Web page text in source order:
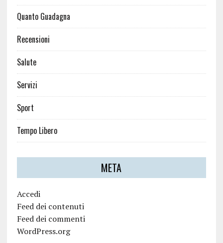
Quanto Guadagna
Recensioni
Salute
Servizi
Sport
Tempo Libero
META
Accedi
Feed dei contenuti
Feed dei commenti
WordPress.org